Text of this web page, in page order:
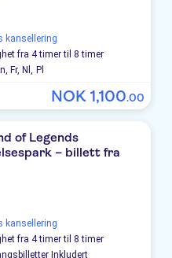
kansellering
fra 4 timer til 8 timer
Fr, Nl, Pl
NOK 1,100.00
of Legends
– billett fra
kansellering
fra 4 timer til 8 timer
Inkludert